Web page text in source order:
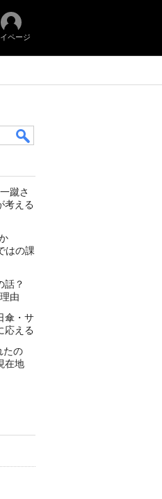
ページ
蹴さ
考える
か
はの課
話？
由
傘・サ
応える
たの
在地